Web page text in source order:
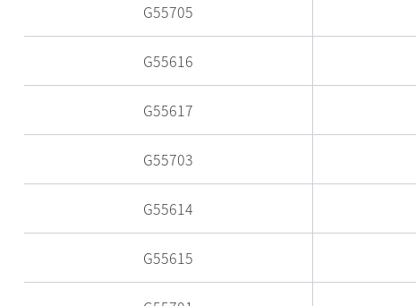
G55705
G55616
G55617
G55703
G55614
G55615